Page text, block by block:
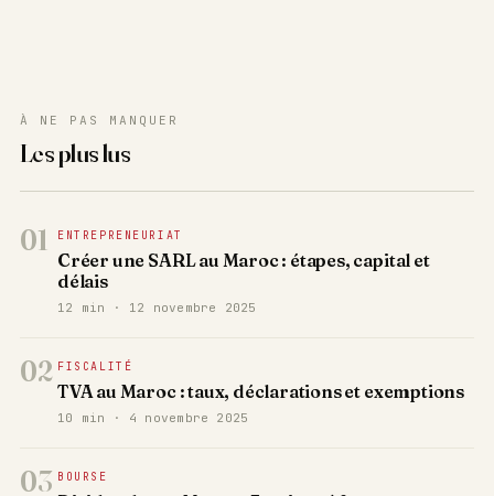
À NE PAS MANQUER
Les plus lus
01 ENTREPRENEURIAT
Créer une SARL au Maroc : étapes, capital et
délais
12 min · 12 novembre 2025
02 FISCALITÉ
TVA au Maroc : taux, déclarations et exemptions
10 min · 4 novembre 2025
03 BOURSE